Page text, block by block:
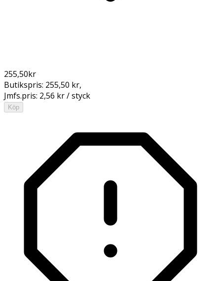
255,50kr
Butikspris: 255,50 kr,
Jmfs.pris: 2,56 kr / styck
Köp